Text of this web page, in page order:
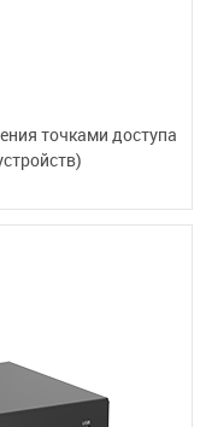
точками доступа